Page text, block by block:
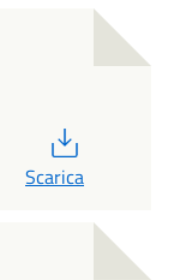
Scarica